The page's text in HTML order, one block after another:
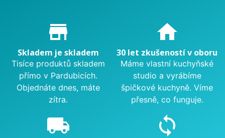
Proč nakupovat u nás?
store_mall_directory
Skladem je skladem
Tisíce produktů skladem
přímo v Pardubicích.
Objednáte dnes, máte
zítra.
home
30 let zkušeností v oboru
Máme vlastní kuchyňské
studio a vyrábíme
špičkové kuchyně. Víme
přesně, co funguje.
local_shipping sync